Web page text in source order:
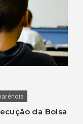
da Bolsa